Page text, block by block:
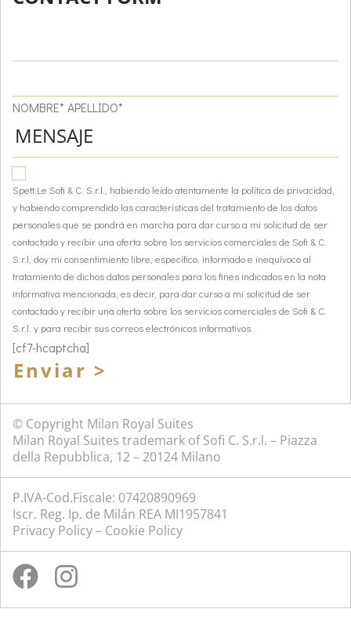
NOMBRE* APELLIDO*
Spett.Le Sofi & C. S.r.l., habiendo leído atentamente la política de privacidad,
y habiendo comprendido las características del tratamiento de los datos
personales que se pondrá en marcha para dar curso a mi solicitud de ser
contactado y recibir una oferta sobre los servicios comerciales de Sofi & C.
S.r.l, doy mi consentimiento libre, específico, informado e inequívoco al
tratamiento de dichos datos personales para los fines indicados en la nota
informativa mencionada, es decir, para dar curso a mi solicitud de ser
contactado y recibir una oferta sobre los servicios comerciales de Sofi & C.
S.r.l. y para recibir sus correos electrónicos informativos.
[cf7-hcaptcha]
Enviar >
© Copyright Milan Royal Suites
Milan Royal Suites trademark of Sofi C. S.r.l. – Piazza
della Repubblica, 12 – 20124 Milano
P.IVA-Cod.Fiscale: 07420890969
Iscr. Reg. Ip. de Milán REA MI1957841
Privacy Policy– Cookie Policy